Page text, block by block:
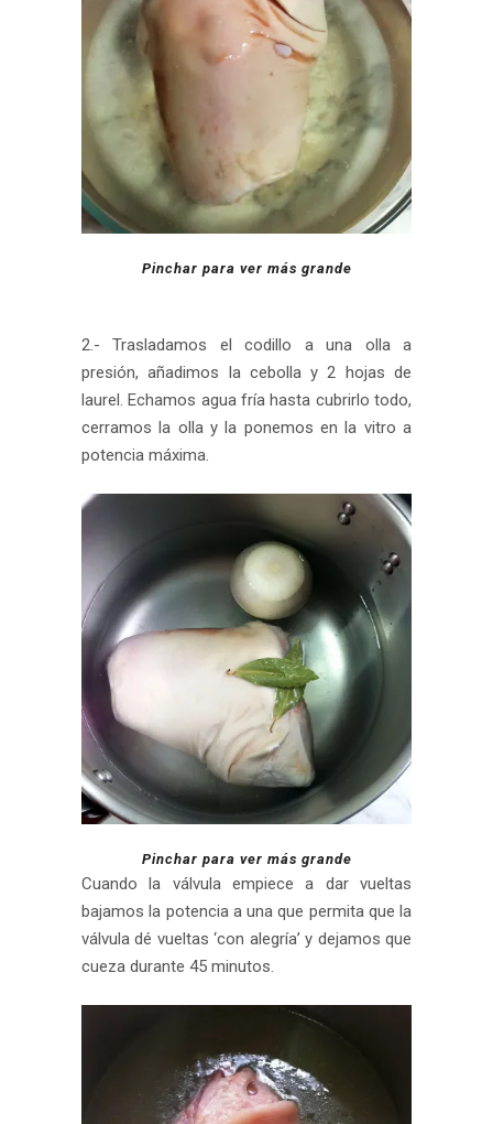
Pinchar para ver más grande
2.- Trasladamos el codillo a una olla a
presión, añadimos la cebolla y 2 hojas de
laurel. Echamos agua fría hasta cubrirlo todo,
cerramos la olla y la ponemos en la vitro a
potencia máxima.
Pinchar para ver más grande
Cuando la válvula empiece a dar vueltas
bajamos la potencia a una que permita que la
válvula dé vueltas ‘con alegría’ y dejamos que
cueza durante 45 minutos.